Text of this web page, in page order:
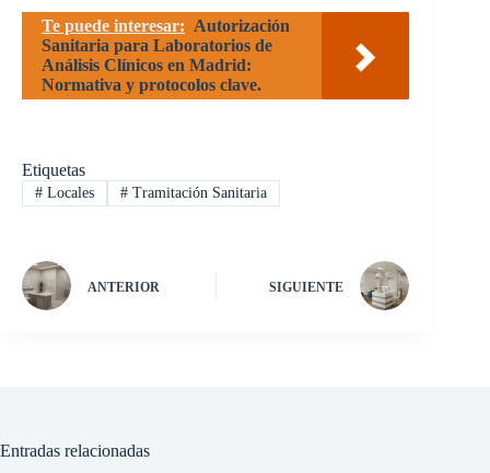
Te puede interesar: Autorización
Sanitaria para Laboratorios de
Análisis Clínicos en Madrid:
Normativa y protocolos clave.
Etiquetas
#Locales #Tramitación Sanitaria
ANTERIOR SIGUIENTE
Entradas relacionadas